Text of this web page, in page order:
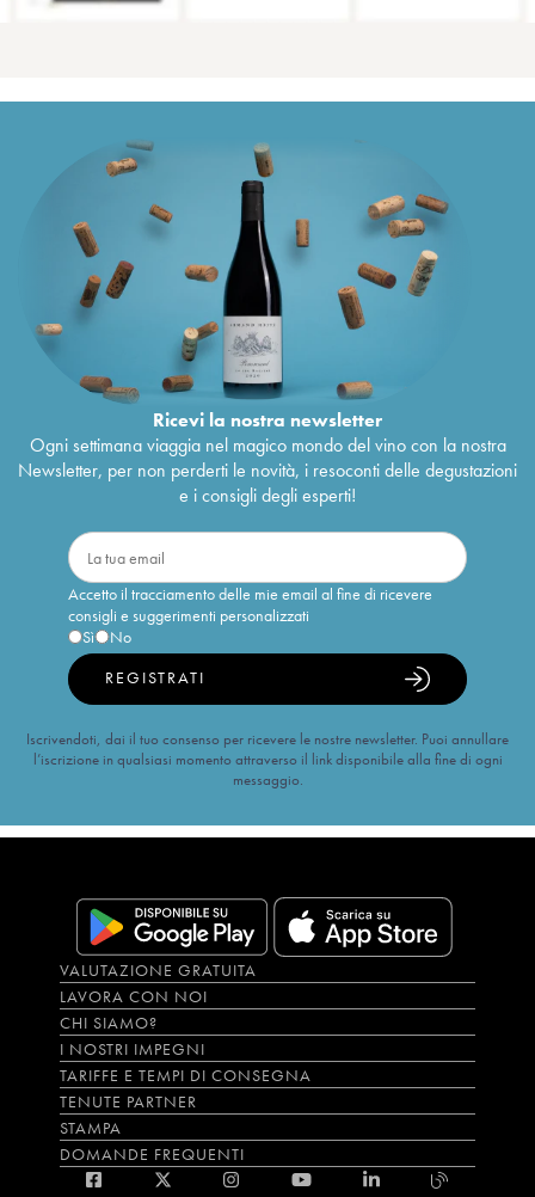
Ricevi la nostra newsletter
Ogni settimana viaggia nel magico mondo del vino con la nostra
Newsletter, per non perderti le novità, i resoconti delle degustazioni
e i consigli degli esperti!
Accetto il tracciamento delle mie email al fine di ricevere
consigli e suggerimenti personalizzati
Sì
No
REGISTRATI
Iscrivendoti, dai il tuo consenso per ricevere le nostre newsletter. Puoi annullare
l’iscrizione in qualsiasi momento attraverso il link disponibile alla fine di ogni
messaggio.
VALUTAZIONE GRATUITA
LAVORA CON NOI
CHI SIAMO?
I NOSTRI IMPEGNI
TARIFFE E TEMPI DI CONSEGNA
TENUTE PARTNER
STAMPA
DOMANDE FREQUENTI